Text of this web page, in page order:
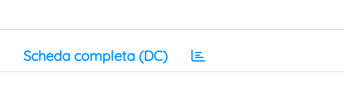
Scheda completa (DC)